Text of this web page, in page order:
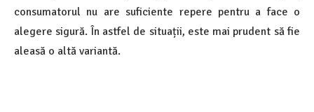
consumatorul nu are suficiente repere pentru a face o
alegere sigură. În astfel de situații, este mai prudent să fie
aleasă o altă variantă.